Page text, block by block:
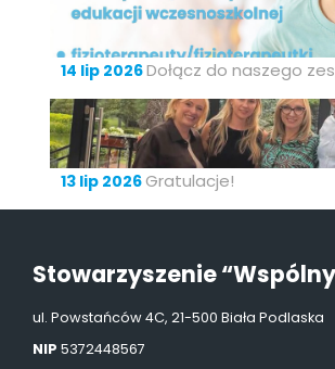
14 lip 2026Dołącz do naszego
13 lip 2026 Gratulacje!
Stowarzyszenie
ul. Powstańców 4C, 21-500 Biała Podlaska
NIP 5372448567